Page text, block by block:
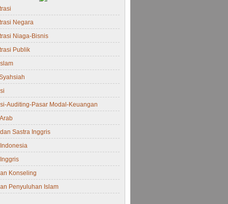
Negara
Niaga-Bisnis
Publik
Auditing-Pasar Modal-Keuangan
Sastra Inggris
Konseling
Penyuluhan Islam